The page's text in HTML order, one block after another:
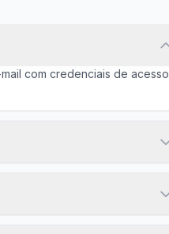
com credenciais de acesso